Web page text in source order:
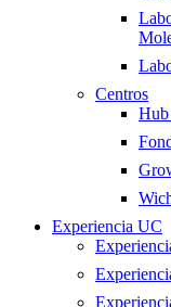
Centros
Hub
Experiencia UC